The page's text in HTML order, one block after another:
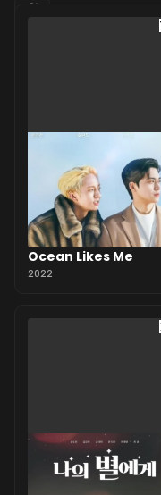
Ocean Likes Me
2022